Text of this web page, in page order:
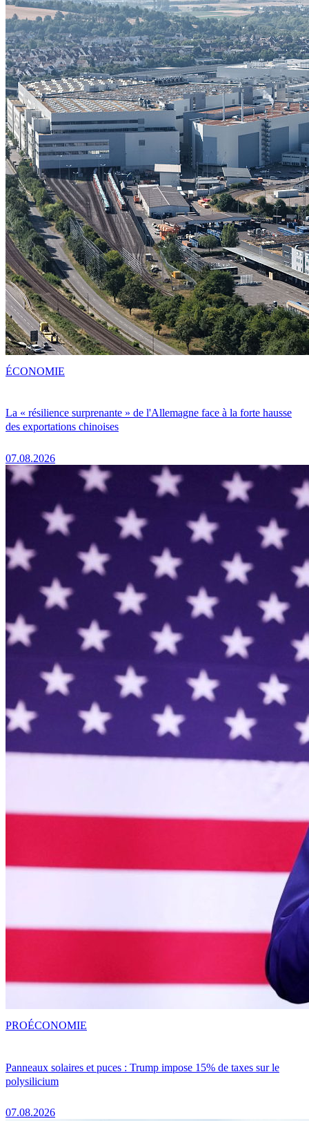
La « résilience surprenante » de l'Allemagne face à la forte hausse
des exportations chinoises
07.08.2026
ÉCONOMIE
Panneaux solaires et puces : Trump impose 15% de taxes sur le
polysilicium
07.08.2026
PROÉCONOMIE